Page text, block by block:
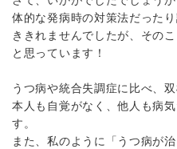
体的な発病時の対策法だった
ききれませんでしたが、その
と思っています！
うつ病や統合失調症に比べ、
本人も自覚がなく、他人も病
す。
また、私のように「うつ病が